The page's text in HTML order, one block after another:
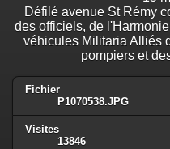
Défilé avenue St Rémy
des officiels, de
véhicules Militaria Alliés
pompiers et
Fichier
P1070538.JPG
Visites
13846